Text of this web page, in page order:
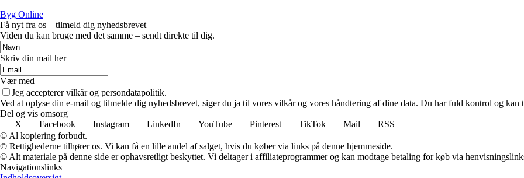
Byg Online
Få nyt fra os – tilmeld dig nyhedsbrevet
Viden du kan bruge med det samme – sendt direkte til dig.
Skriv din mail her
Vær med
Jeg accepterer vilkår og persondatapolitik.
Ved at oplyse din e-mail og tilmelde dig nyhedsbrevet, siger du ja til vores vilkår og vores håndtering af dine data. Du har fuld kontrol og kan
Del og vis omsorg
X
Facebook Instagram LinkedIn YouTube Pinterest TikTok Mail
RSS
© Al kopiering forbudt.
© Rettighederne tilhører os. Vi kan få en lille andel af salget, hvis du køber via links på denne hjemmeside.
© Alt materiale på denne side er ophavsretligt beskyttet. Vi deltager i affiliateprogrammer og kan modtage betaling for køb via
Navigationslinks